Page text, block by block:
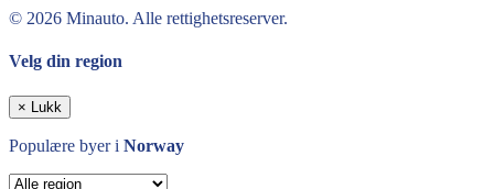
© 2026 Minauto. Alle rettighetsreserver.
Velg din region
× Lukk
Populære byer i Norway